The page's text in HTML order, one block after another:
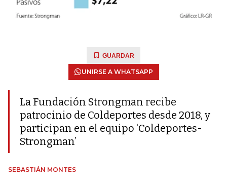
GUARDAR
UNIRSE A WHATSAPP
La Fundación Strongman recibe
patrocinio de Coldeportes desde 2018, y
participan en el equipo ‘Coldeportes-
Strongman’
SEBASTIÁN MONTES